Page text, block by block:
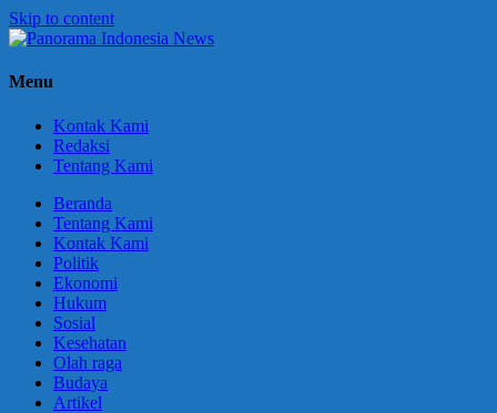
Skip to content
Panorama
Berani
Menu
Kontak Kami
Redaksi
Tentang Kami
Beranda
Tentang Kami
Kontak Kami
Politik
Ekonomi
Hukum
Sosial
Kesehatan
Olah raga
Budaya
Artikel